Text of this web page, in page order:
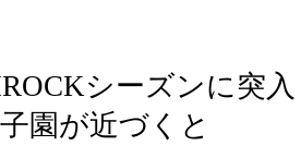
シーズンに突
園が近づくと